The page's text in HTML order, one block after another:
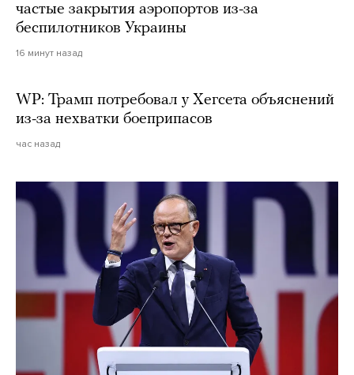
частые закрытия аэропортов из-за
беспилотников Украины
16 минут назад
WP: Трамп потребовал у Хегсета объяснений
из-за нехватки боеприпасов
час назад